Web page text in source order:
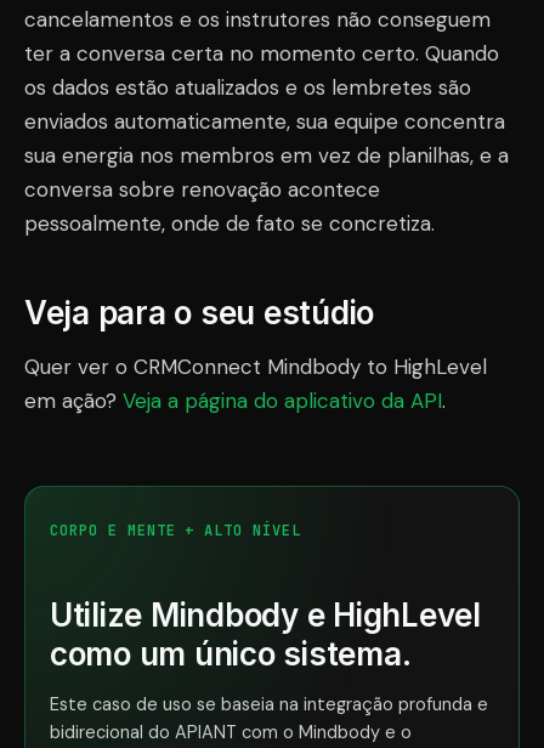
cancelamentos e os instrutores não conseguem
ter a conversa certa no momento certo. Quando
os dados estão atualizados e os lembretes são
enviados automaticamente, sua equipe concentra
sua energia nos membros em vez de planilhas, e a
conversa sobre renovação acontece
pessoalmente, onde de fato se concretiza.
Veja para o seu estúdio
Quer ver o CRMConnect Mindbody to HighLevel
em ação? Veja a página do aplicativo da API.
CORPO E MENTE + ALTO NÍVEL
Utilize Mindbody e HighLevel
como um único sistema.
Este caso de uso se baseia na integração profunda e
bidirecional do APIANT com o Mindbody e o